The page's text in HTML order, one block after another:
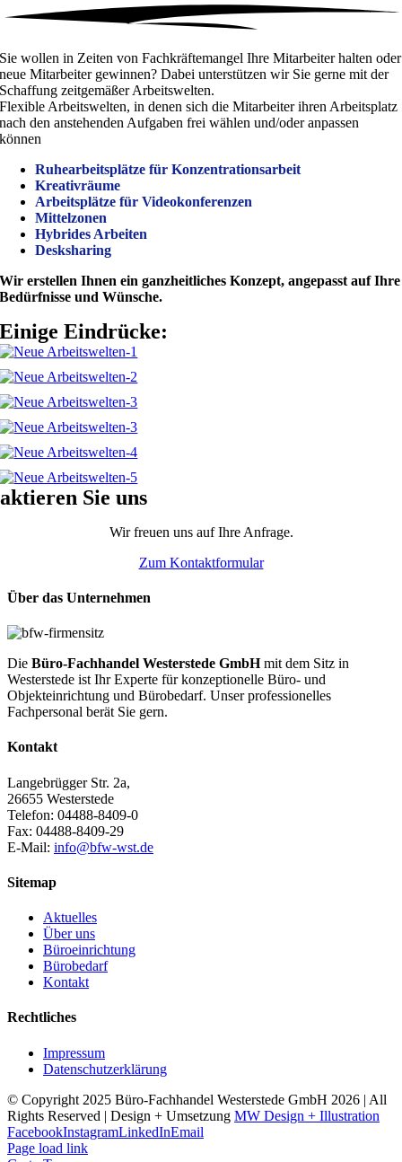
Sie wollen in Zeiten von Fachkräftemangel Ihre Mitarbeiter halten oder
neue Mitarbeiter gewinnen? Dabei unterstützen wir Sie gerne mit der
Schaffung zeitgemäßer Arbeitswelten.
Flexible Arbeitswelten, in denen sich die Mitarbeiter ihren Arbeitsplatz
nach den anstehenden Aufgaben frei wählen und/oder anpassen
können
Ruhearbeitsplätze für Konzentrationsarbeit
Kreativräume
Arbeitsplätze für Videokonferenzen
Mittelzonen
Hybrides Arbeiten
Desksharing
Wir erstellen Ihnen ein ganzheitliches Konzept, angepasst auf Ihre
Bedürfnisse und Wünsche.
Einige Eindrücke:
Sie uns
Wir freuen uns auf Ihre Anfrage.
Zum Kontaktformular
Über das Unternehmen
Die Büro-Fachhandel Westerstede GmbHmit dem Sitz in
Westerstede ist IhrExperte für konzeptionelle Büro- und
Objekteinrichtung und Bürobedarf. Unser professionelles
Fachpersonal berät Sie gern.
Kontakt
Langebrügger Str. 2a,
26655 Westerstede
Telefon: 04488-8409-0
Fax: 04488-8409-29
E-Mail: info@bfw-wst.de
Sitemap
Aktuelles
Über uns
Büroeinrichtung
Bürobedarf
Kontakt
Rechtliches
Impressum
Datenschutzerklärung
© Copyright 2025 Büro-Fachhandel Westerstede GmbH 2026 | All
Rights Reserved | Design + Umsetzung MW Design + Illustration
FacebookInstagramLinkedInEmail
Page load link